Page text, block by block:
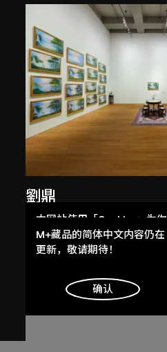
劉鼎
產品
2005
本网站使用「Cookies」为你
提供最好的网站体验。
了解更多
明白
M+藏品的简体中文内容仍在
更新，敬请期待！
确认